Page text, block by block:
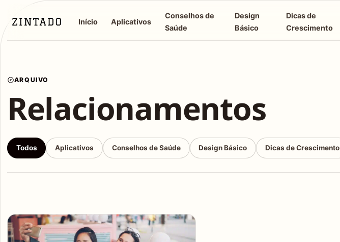
Início Aplicativos
Conselhos de
Saúde
Design
Básico
Dicas de
Crescimento
ARQUIVO
Relacionamentos
Todos Aplicativos Conselhos de Saúde Design Básico Dicas de Crescimento
Articles